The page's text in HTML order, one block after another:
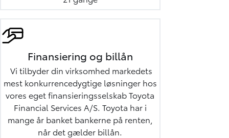
Finansiering og billån
Vi tilbyder din virksomhed markedets
mest konkurrencedygtige løsninger hos
vores eget finansieringsselskab Toyota
Financial Services A/S. Toyota har i
mange år banket bankerne på renten,
når det gælder billån.